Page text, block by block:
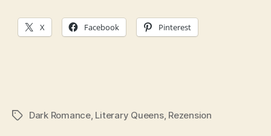
X Facebook Pinterest
Schlagwörter
Dark Romance, Literary Queens, Rezension